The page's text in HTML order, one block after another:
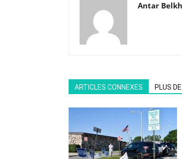
Antar
ARTICLES CONNEXES PLUS